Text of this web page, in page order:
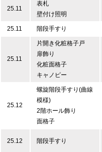
25.11
表札
壁付け照明
25.11 階段手すり
25.11
片開き化粧格子戸
扉飾り
化粧面格子
キャノピー
25.12
螺旋階段手すり(曲線
模様)
2階ホール飾り
面格子
25.12 階段手すり